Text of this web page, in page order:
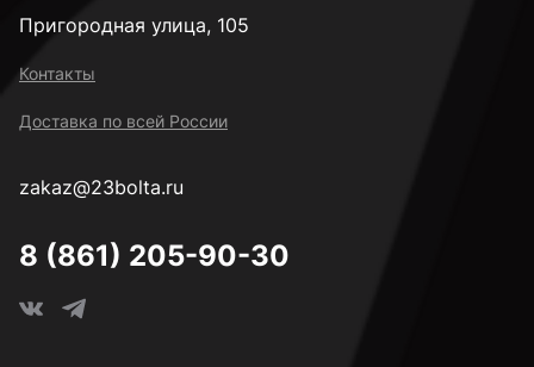
Пригородная улица, 105
Контакты
Доставка по всей России
zakaz@23bolta.ru
8 (861) 205-90-30